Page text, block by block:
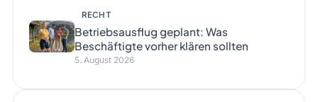
RECHT
Betriebsausflug geplant: Was
Beschäftigte vorher klären sollten
5. August 2026